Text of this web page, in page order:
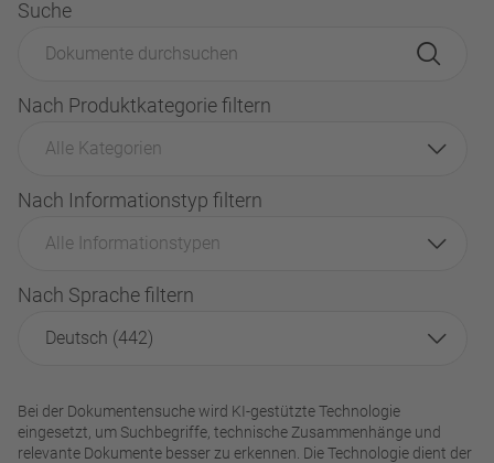
Suche
Nach Produktkategorie filtern
Alle Kategorien
Nach Informationstyp filtern
Alle Informationstypen
Nach Sprache filtern
Deutsch (442)
Bei der Dokumentensuche wird KI-gestützte Technologie
eingesetzt, um Suchbegriffe, technische Zusammenhänge und
relevante Dokumente besser zu erkennen. Die Technologie dient der